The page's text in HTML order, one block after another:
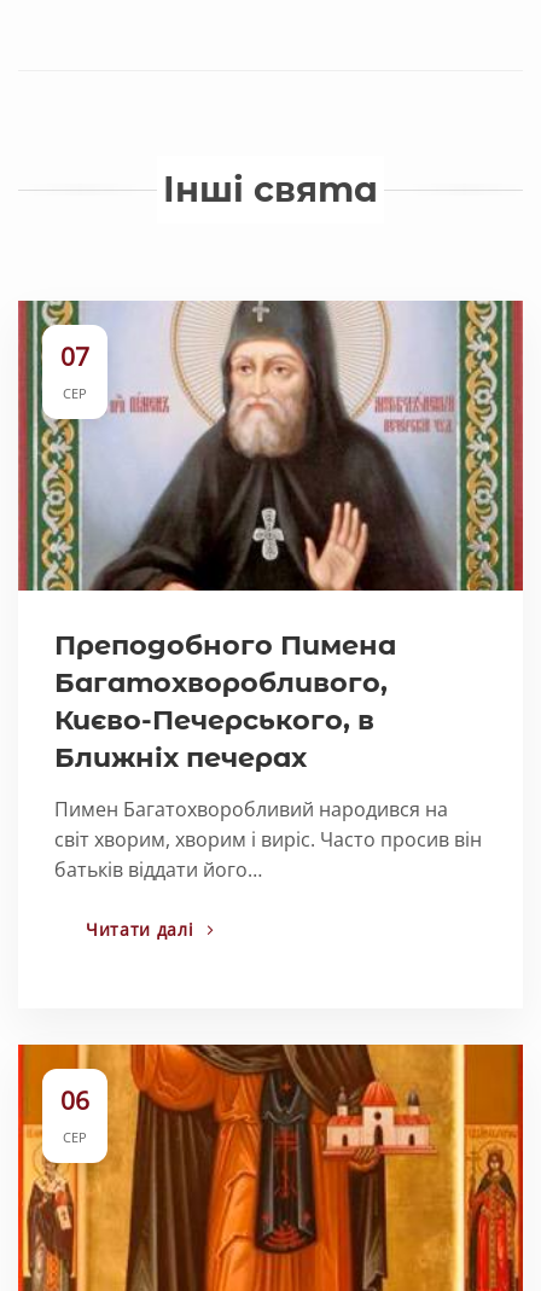
Інші свята
07
СЕР
Преподобного Пимена
Багатохворобливого,
Києво-Печерського, в
Ближніх печерах
Пимен Багатохворобливий народився на
світ хворим, хворим і виріс. Часто просив він
батьків віддати його…
Читати далі
06
СЕР